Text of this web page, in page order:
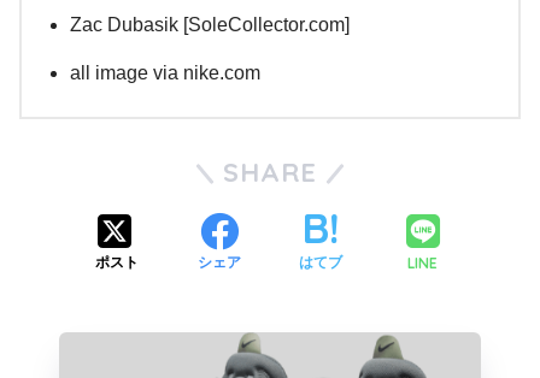
Zac Dubasik [SoleCollector.com]
all image via nike.com
SHARE
ポスト シェア はてブ LINE